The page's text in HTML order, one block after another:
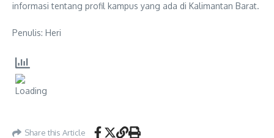
informasi tentang profil kampus yang ada di Kalimantan Barat.
Penulis: Heri
Share this Article